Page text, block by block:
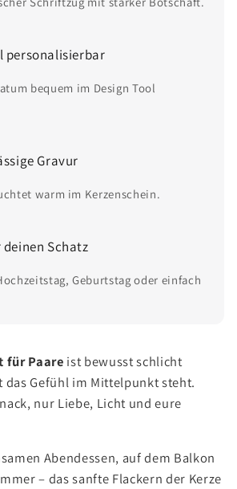
personalisierbar
bequem im Design Tool
Gravur
warm im Kerzenschein.
Schatz
Geburtstag oder einfach
für Paare ist bewusst schlicht
das Gefühl im Mittelpunkt steht.
nur Liebe, Licht und eure
Abendessen, auf dem Balkon
– das sanfte Flackern der Kerze